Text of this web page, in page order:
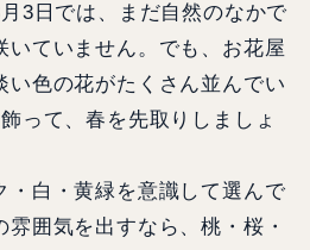
3日では、まだ自然のなかで
いていません。でも、お花屋
い色の花がたくさん並んでい
って、春を先取りしましょ
白・黄緑を意識して選んで
囲気を出すなら、桃・桜・